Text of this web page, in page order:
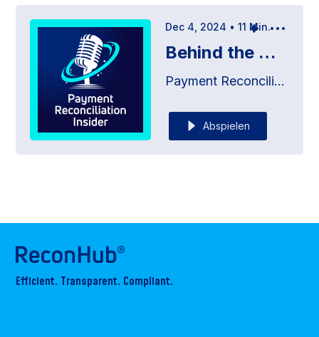
Dec 4, 2024 •11 Min.
Behind the Music - Payment Challenges in the Entertainment World
Payment Reconciliation Insider
Abspielen
Efficient. Transparent. Compliant.